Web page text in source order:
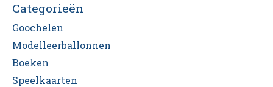
Categorieën
Goochelen
Modelleerballonnen
Boeken
Speelkaarten